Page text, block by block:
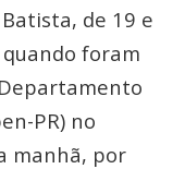
de 19 e
foram
PR) no
manhã, por